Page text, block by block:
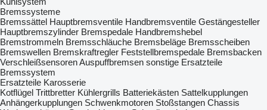
Bremssysteme
Bremssättel Hauptbremsventile Handbremsventile Gestängesteller
Hauptbremszylinder Bremspedale Handbremshebel
Bremstrommeln Bremsschläuche Bremsbeläge Bremsscheiben
Bremswellen Bremskraftregler Feststellbremspedale Bremsbacken
VerschleißsensorenAuspuffbremsen sonstige Ersatzteile
Bremssystem
Ersatzteile Karosserie
Kotflügel Trittbretter Kühlergrills Batteriekästen Sattelkupplungen
Anhängerkupplungen Schwenkmotoren Stoßstangen Chassis